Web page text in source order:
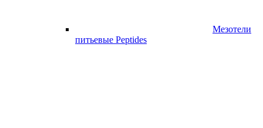
Мезотели
питьевые Peptides